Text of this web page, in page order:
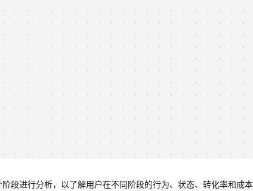
段进行分析，以了解用户在不同阶段的行为、状态、转化率和成